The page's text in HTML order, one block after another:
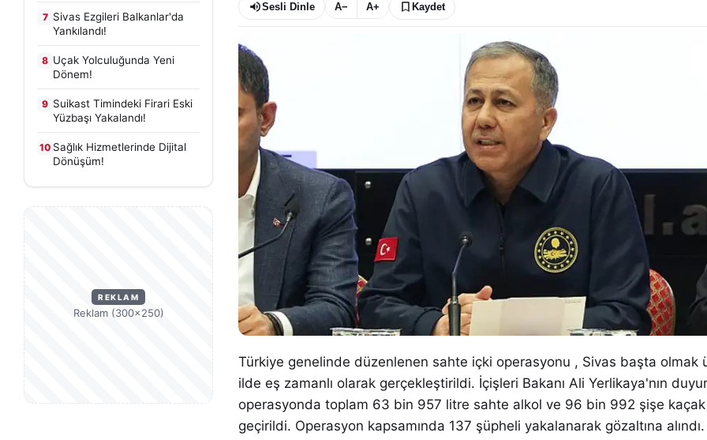
7 Sivas Ezgileri Balkanlar'da
Yankılandı!
8 Uçak Yolculuğunda Yeni
Dönem!
9 Suikast Timindeki Firari Eski
Yüzbaşı Yakalandı!
10 Sağlık Hizmetlerinde Dijital
Dönüşüm!
REKLAM
Reklam (300×250)
Sesli Dinle A− A+ Kaydet
Türkiye genelinde düzenlenen sahte içki operasyonu , Sivas başta olmak
ilde eş zamanlı olarak gerçekleştirildi. İçişleri Bakanı Ali Yerlikaya'nın
operasyonda toplam 63 bin 957 litre sahte alkol ve 96 bin 992 şişe
geçirildi. Operasyon kapsamında 137 şüpheli yakalanarak gözaltına alındı.